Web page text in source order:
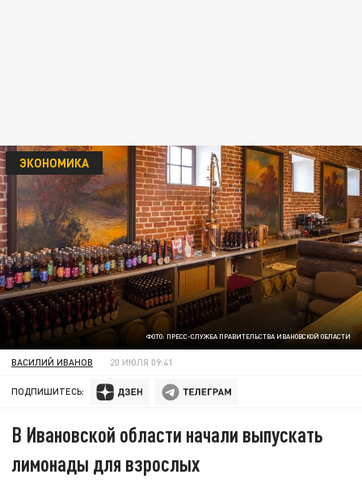
ФОТО: ПРЕСС-СЛУЖБА ПРАВИТЕЛЬСТВА ИВАНОВСКОЙ ОБЛАСТИ
ЭКОНОМИКА
ВАСИЛИЙ ИВАНОВ 20 ИЮЛЯ 09:41
ПОДПИШИТЕСЬ:
В Ивановской области начали выпускать
лимонады для взрослых